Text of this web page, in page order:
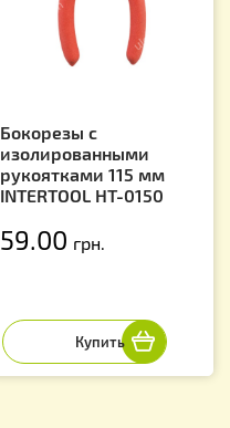
Бокорезы с
изолированными
рукоятками 115 мм
INTERTOOL HT-0150
59.00 грн.